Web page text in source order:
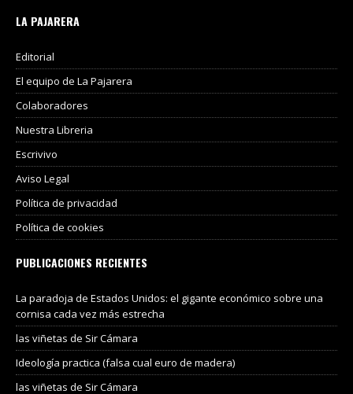
LA PAJARERA
Editorial
El equipo de La Pajarera
Colaboradores
Nuestra Libreria
Escrivivo
Aviso Legal
Política de privacidad
Política de cookies
PUBLICACIONES RECIENTES
La paradoja de Estados Unidos: el gigante económico sobre una
cornisa cada vez más estrecha
las viñetas de Sir Cámara
Ideología practica (falsa cual euro de madera)
las viñetas de Sir Cámara